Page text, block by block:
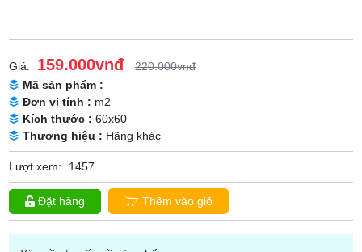
Giá: 159.000vnđ
220.000vnđ
Mã sản phẩm :
Đơn vị tính : m2
Kích thước :60x60
Thương hiệu : Hãng khác
Lượt xem: 1457
Đặt hàng Thêm vào giỏ